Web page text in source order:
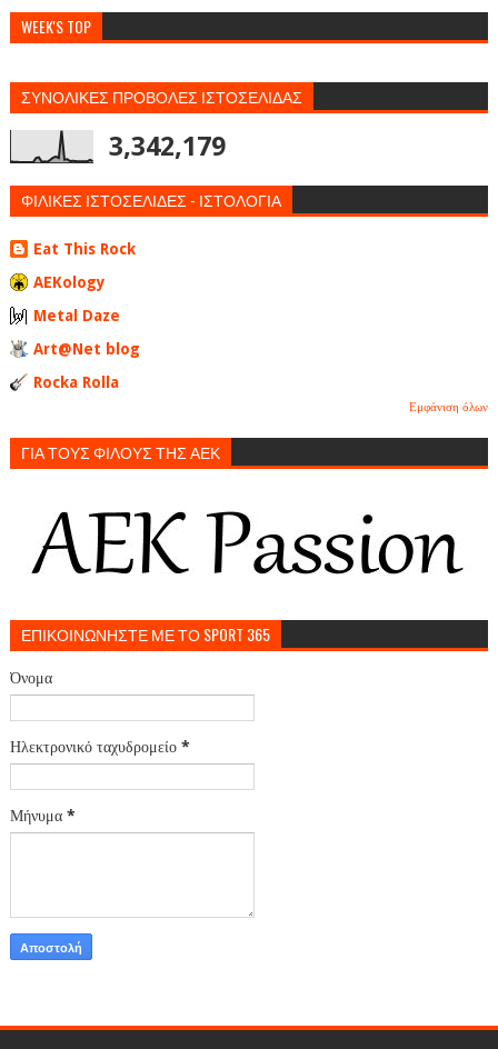
WEEK'S TOP
ΣΥΝΟΛΙΚΕΣ ΠΡΟΒΟΛΕΣ ΙΣΤΟΣΕΛΙΔΑΣ
3,342,179
ΦΙΛΙΚΕΣ ΙΣΤΟΣΕΛΙΔΕΣ - ΙΣΤΟΛΟΓΙΑ
Eat This Rock
AEKology
Metal Daze
Art@Net blog
Rocka Rolla
Εμφάνιση όλων
ΓΙΑ ΤΟΥΣ ΦΙΛΟΥΣ ΤΗΣ ΑΕΚ
ΕΠΙΚΟΙΝΩΝΗΣΤΕ ΜΕ ΤΟ SPORT 365
Όνομα
Ηλεκτρονικό ταχυδρομείο *
Μήνυμα *